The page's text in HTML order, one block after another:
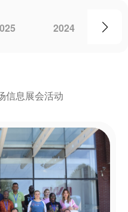
2024
信息展会活动